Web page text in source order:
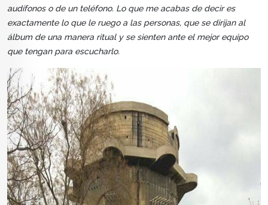
audífonos o de un teléfono. Lo que me acabas de decir es
exactamente lo que le ruego a las personas, que se dirijan al
álbum de una manera ritual y se sienten ante el mejor equipo
que tengan para escucharlo.